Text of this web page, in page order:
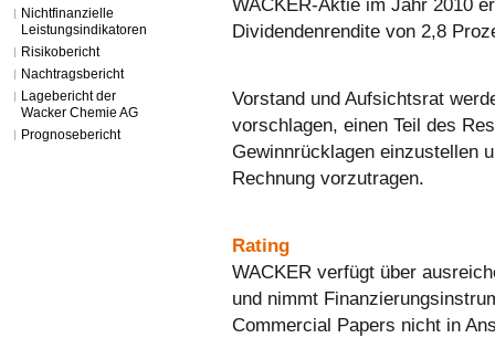
WACKER-Aktie im Jahr 2010
Dividendenrendite von 2,8
Vorstand und Aufsichtsrat
vorschlagen, einen Teil des
Gewinnrücklagen einzustellen
Rechnung vorzutragen.
Rating
WACKER verfügt über
und nimmt
Commercial Papers nicht in
Nichtfinanzielle
Leistungsindikatoren
Risikobericht
Nachtragsbericht
Lagebericht der
Wacker Chemie AG
Prognosebericht